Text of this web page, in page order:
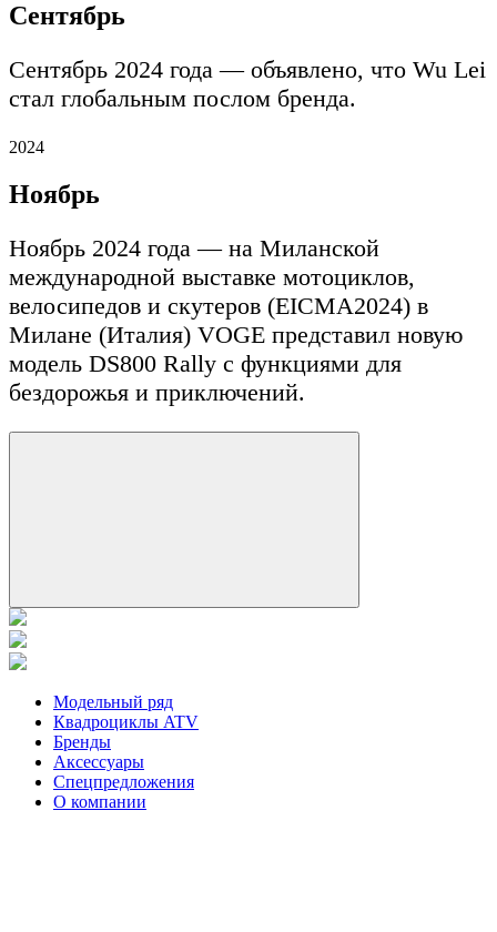
Сентябрь
Сентябрь 2024 года — объявлено, что Wu Lei
стал глобальным послом бренда.
2024
Ноябрь
Ноябрь 2024 года — на Миланской
международной выставке мотоциклов,
велосипедов и скутеров (EICMA2024) в
Милане (Италия) VOGE представил новую
модель DS800 Rally с функциями для
бездорожья и приключений.
Модельный ряд
Квадроциклы ATV
Бренды
Аксессуары
Спецпредложения
О компании